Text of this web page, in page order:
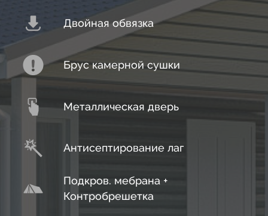
19
20
21
22
23
56
57
58
59
14
15
16
17
18
Двойная обвязка
Брус камерной сушки
Металлическая дверь
Антисептирование лаг
Подкров. мебрана +
Контробрешетка